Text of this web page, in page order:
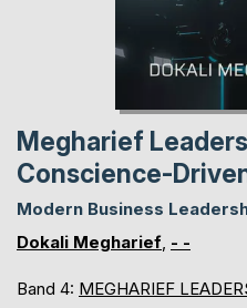
Megharief
Conscience-
Modern Business
Dokali Megharief - -
Band 4: MEGHARIEF